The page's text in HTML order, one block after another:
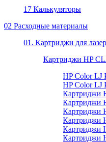
17 Калькуляторы
02 Расходные материалы
01. Картриджи для
Картриджи HP
HP Color LJ
HP Color LJ
Картриджи
Картриджи
Картриджи
Картриджи
Картриджи
Картриджи